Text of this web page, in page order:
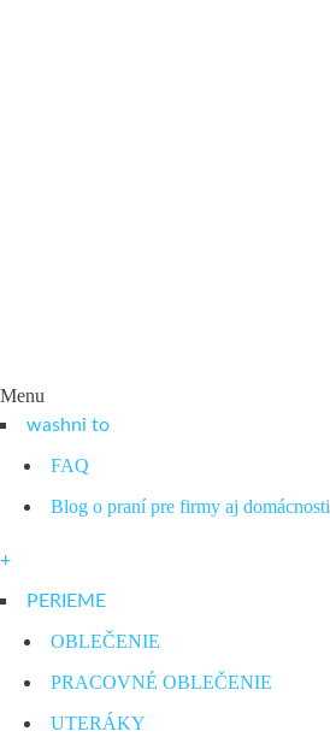
Menu
washni to
FAQ
Blog o praní pre firmy aj domácnosti
+
PERIEME
OBLEČENIE
PRACOVNÉ OBLEČENIE
UTERÁKY